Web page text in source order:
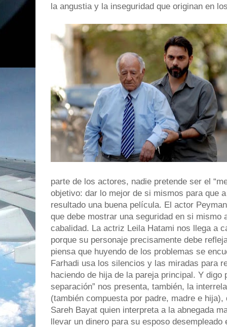
la angustia y la inseguridad que originan en
parte de los actores, nadie pretende ser el
objetivo: dar lo mejor de si mismos para que
resultado una buena película. El actor
que debe mostrar una seguridad en si mismo
cabalidad. La actriz Leila Hatami nos llega a
porque su personaje precisamente debe
piensa que huyendo de los problemas se
Farhadi usa los silencios y las miradas para
haciendo de hija de la pareja principal. Y digo
separación” nos presenta, también, la
(también compuesta por padre, madre e
Sareh Bayat quien interpreta a la abnegada
llevar un dinero para su esposo